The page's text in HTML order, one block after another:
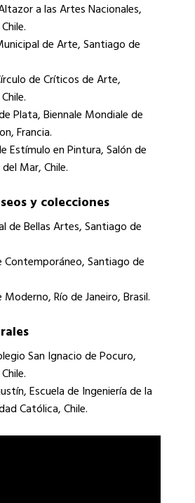
a las Artes Nacionales,
de Arte, Santiago de
de Críticos de Arte,
Plata, Biennale Mondiale de
Francia.
Estímulo en Pintura, Salón de
Mar, Chile.
y colecciones
de Bellas Artes, Santiago de
Santiago de
Río de Janeiro, Brasil.
San Ignacio de Pocuro,
Escuela de Ingeniería de la
Católica, Chile.